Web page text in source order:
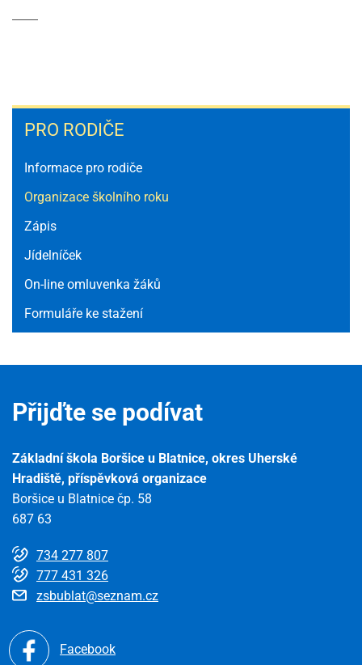
PRO
RODIČE
PRO RODIČE
Informace pro rodiče
Organizace školního roku
Zápis
Jídelníček
On-line omluvenka žáků
Formuláře ke stažení
Přijďte se podívat
Základní škola Boršice u Blatnice, okres Uherské
Hradiště, příspěvková organizace
Boršice u Blatnice čp. 58
687 63
734 277 807
777 431 326
zsbublat@seznam.cz
Facebook